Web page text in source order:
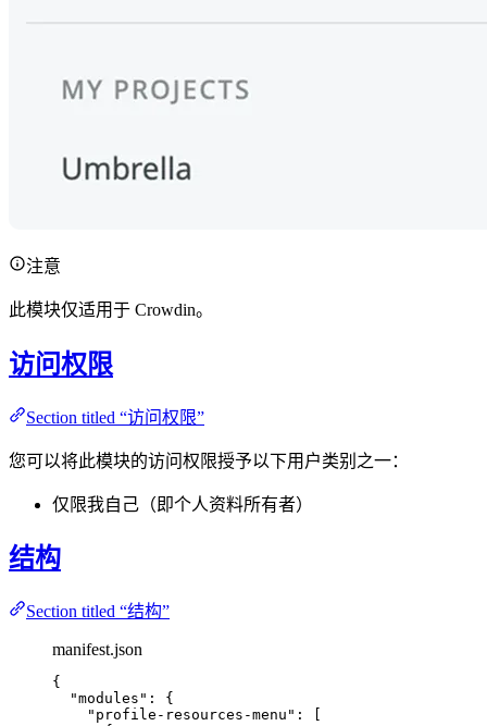
注意
此模块仅适用于 Crowdin。
访问权限
Section titled “访问权限”
您可以将此模块的访问权限授予以下用户类别之一：
仅限我自己（即个人资料所有者）
结构
Section titled “结构”
manifest.json
{
"modules" : {
"profile-resources-menu" : [